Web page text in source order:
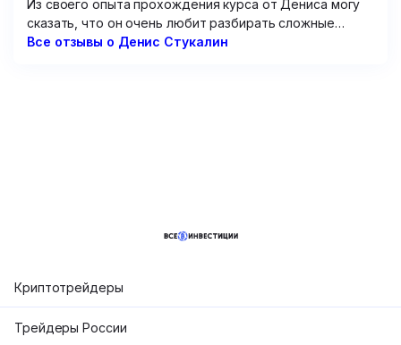
Из своего опыта прохождения курса от Дениса могу
сказать, что он очень любит разбирать сложные
графики. Но от этого очень мало толку. Рассуждения
Все отзывы о Денис Стукалин
Криптотрейдеры
Трейдеры России